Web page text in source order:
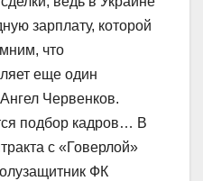
зарплату, которой
что
еще один
Червенков.
подбор кадров… В
с «Говерлой»
ФК